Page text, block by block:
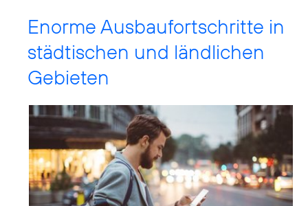
Enorme Ausbaufortschritte in
städtischen und ländlichen
Gebieten